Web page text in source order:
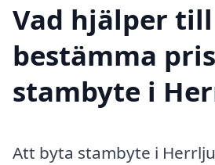
Vad hjälper
bestämma
stambyte i
Att byta stambyte i